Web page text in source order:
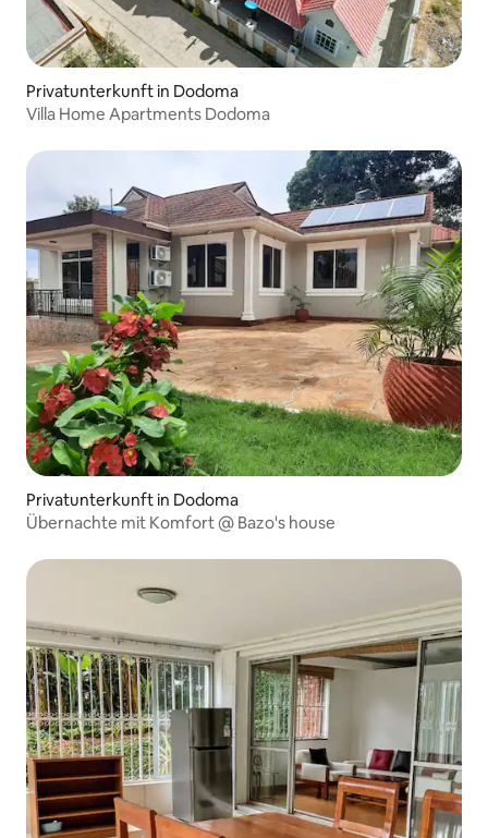
Privatunterkunft in Dodoma
Villa Home Apartments Dodoma
Privatunterkunft in Dodoma
Übernachte mit Komfort @ Bazo's house